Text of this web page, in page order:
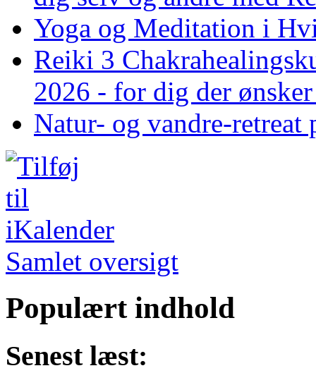
Yoga og Meditation i
Reiki 3
2026 - for dig der
Natur- og vandre-retreat
Samlet oversigt
Populært indhold
Senest læst: